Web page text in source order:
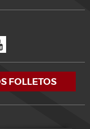
FOLLETOS